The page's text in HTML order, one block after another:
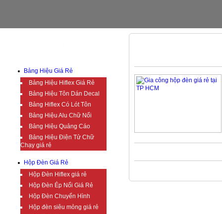
Bảng Hiệu Giá Rẻ
Bảng Hiệu Hiflex Giá Rẻ
Bảng Hiệu Tôn Dán Decal
Bảng Hiflex Có Lót Tôn
Bảng Hiệu Alu Chữ Nổi
Bảng Hiệu Quảng Cáo
Bảng Hiệu Điện Tử Chữ
Chạy giá rẻ
Hộp Đèn Giá Rẻ
Hộp Đèn Hiflex giá rẻ
Hộp Đèn Ép Nổi Giá Rẻ
Hộp Đèn Chuyển Hình
Hộp đèn siêu mỏng giá rẻ